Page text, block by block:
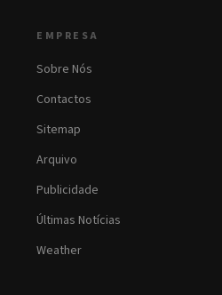
EMPRESA
Sobre Nós
Contactos
Sitemap
Arquivo
Publicidade
Últimas Notícias
Weather